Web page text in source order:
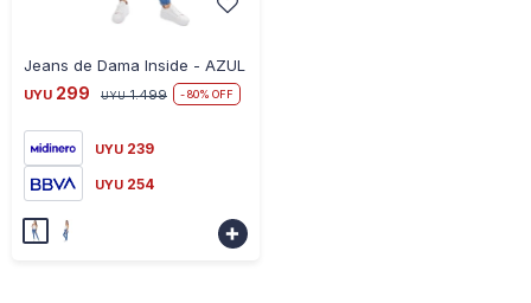
Jeans de Dama Inside - AZUL
UYU 299 UYU 1.499 80
UYU 239
UYU 254
